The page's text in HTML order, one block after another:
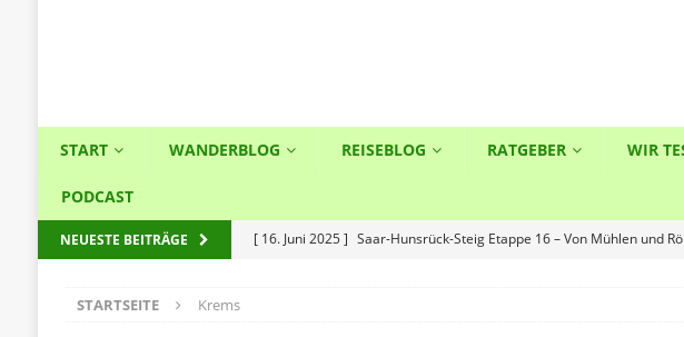
START WANDERBLOG REISEBLOG RATGEBER WIR
PODCAST
NEUESTE BEITRÄGE [ 16. Juni 2025 ] Saar-Hunsrück-Steig Etappe 16 – Von Mühlen und
STARTSEITE Krems